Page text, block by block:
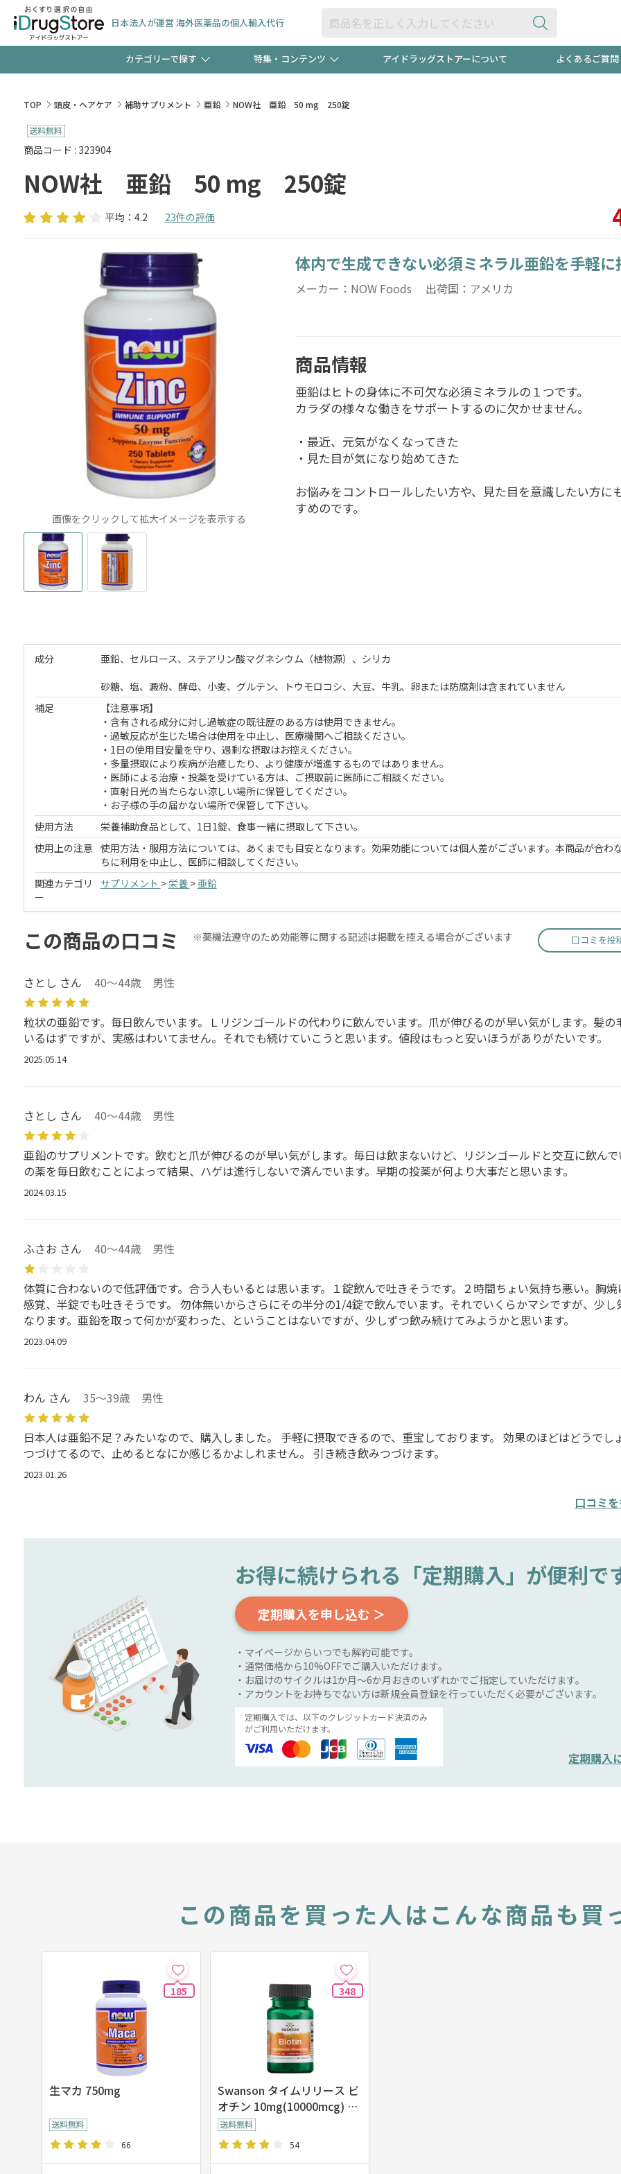
日本法人が運営 海外医薬品の個人輸入代行
カテゴリーで探す
検査キット ペット用品
特集・コンテンツ
【早割】お得なクーポン"3種類"出現中！今月のスト
極冷メ
新規登録で！今すぐ使えるクーポンプレゼント中！！ 当店ス
友だち大募集！限定クーポンも不定期配信 今売れ
アイドラッグストアーについて よくあるご質問
TOP 頭皮・ヘアケア 補助サプリメント 亜鉛 NOW社 亜鉛 50 mg 250錠
商品コード : 323904
NOW社 亜鉛 50 mg 250錠
平均：4.2 23件の評価
画像をクリックして拡大イメージを表示する
体内で生成できない必須ミネラル亜鉛を手軽に
メーカー：NOW Foods 出荷国：アメリカ
商品情報
亜鉛はヒトの身体に不可欠な必須ミネラルの１つです。
カラダの様々な働きをサポートするのに欠かせません。
・最近、元気がなくなってきた
・見た目が気になり始めてきた
お悩みをコントロールしたい方や、見た目を意識したい方に
すめのです。
成分
亜鉛、セルロース、ステアリン酸マグネシウム（植物源）、シリカ
砂糖、塩、澱粉、酵母、小麦、グルテン、トウモロコシ、大豆、牛乳、卵または防腐剤は含まれていません
補足
【注意事項】
・含有される成分に対し過敏症の既往歴のある方は使用できません。
・過敏反応が生じた場合は使用を中止し、医療機関へご相談ください。
・1日の使用目安量を守り、過剰な摂取はお控えください。
・多量摂取により疾病が治癒したり、より健康が増進するものではありません。
・医師による治療・投薬を受けている方は、ご摂取前に医師にご相談ください。
・直射日光の当たらない涼しい場所に保管してください。
・お子様の手の届かない場所で保管して下さい。
使用方法
栄養補助食品として、1日1錠、食事一緒に摂取して下さい。
使用上の注意 使用方法・服用方法については、あくまでも目安となります。効果効能については個人差がございます。本商品が合わ
ちに利用を中止し、医師に相談してください。
関連カテゴリ
ー
サプリメント >栄養 > 亜鉛
この商品の口コミ ※薬機法遵守のため効能等に関する記述は掲載を控える場合がございます 口コミを投
さとし さん 40～44歳 男性
粒状の亜鉛です。毎日飲んでいます。Ｌリジンゴールドの代わりに飲んでいます。爪が伸びるのが早い気がします。髪の
いるはずですが、実感はわいてません。それでも続けていこうと思います。値段はもっと安いほうがありがたいです。
2025.05.14
さとし さん 40～44歳 男性
亜鉛のサプリメントです。飲むと爪が伸びるのが早い気がします。毎日は飲まないけど、リジンゴールドと交互に飲ん
の薬を毎日飲むことによって結果、ハゲは進行しないで済んでいます。早期の投薬が何より大事だと思います。
2024.03.15
ふさお さん 40～44歳 男性
体質に合わないので低評価です。合う人もいるとは思います。１錠飲んで吐きそうです。２時間ちょい気持ち悪い。胸
感覚、半錠でも吐きそうです。 勿体無いからさらにその半分の1/4錠で飲んでいます。それでいくらかマシですが、少し
なります。亜鉛を取って何かが変わった、ということはないですが、少しずつ飲み続けてみようかと思います。
2023.04.09
わん さん 35～39歳 男性
日本人は亜鉛不足？みたいなので、購入しました。 手軽に摂取できるので、重宝しております。 効果のほどはどうで
つづけてるので、止めるとなにか感じるかよしれません。 引き続き飲みつづけます。
2023.01.26
口コミ
お得に続けられる 「定期購入」が便利で
定期購入を申し込む ＞
・マイページからいつでも解約可能です。
・通常価格から10%OFFでご購入いただけます。
・お届けのサイクルは1か月～6か月おきのいずれかでご指定していただけます。
・アカウントをお持ちでない方は新規会員登録を行っていただく必要がございます。
定期購入では、以下のクレジットカード決済のみ
がご利用いただけます。
定期購入
この商品を買った人はこんな商品も買
185
生マカ 750mg
66
348
Swanson タイムリリース ビ
オチン 10mg(10000mcg) 60
粒
54